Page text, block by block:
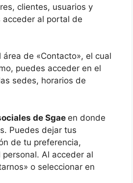
clientes, usuarios y
acceder al portal de
de «Contacto», el cual
puedes acceder en el
sedes, horarios de
de Sgae en donde
Puedes dejar tus
de tu preferencia,
Al acceder al
o seleccionar en